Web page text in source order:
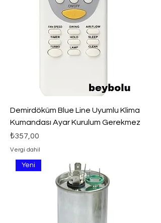
Demirdöküm Blue Line Uyumlu Klima
Kumandası Ayar Kurulum Gerekmez
Fiyat
₺357,00
Vergi dahil
Yeni